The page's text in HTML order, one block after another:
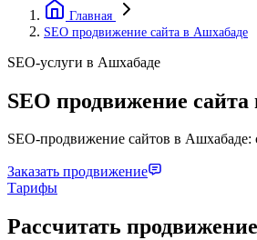
Главная
SEO продвижение сайта в Ашхабаде
SEO-услуги в Ашхабаде
SEO продвижение
SEO-продвижение сайтов в Ашхабаде:
Заказать продвижение
Тарифы
Рассчитать продвижение